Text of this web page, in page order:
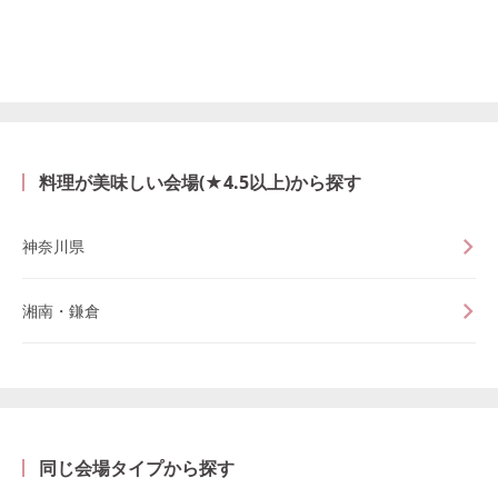
料理が美味しい会場(★4.5以上)から探す
神奈川県
湘南・鎌倉
同じ会場タイプから探す